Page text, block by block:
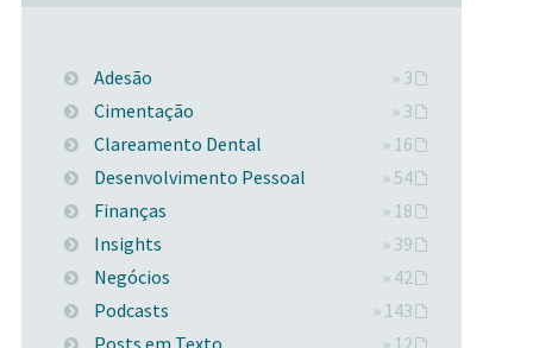
Adesão
» 3
Cimentação
» 3
Clareamento Dental
» 16
Desenvolvimento Pessoal
» 54
Finanças
» 18
Insights
» 39
Negócios
» 42
Podcasts
» 143
Posts em Texto
» 12